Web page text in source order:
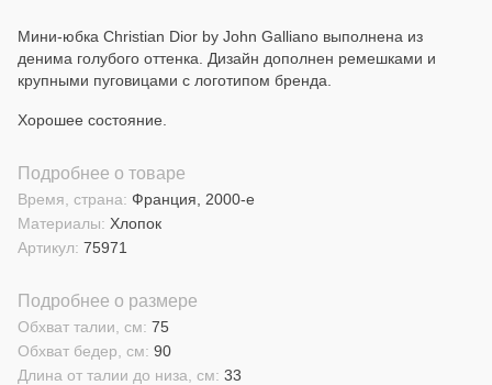
Мини-юбка Christian Dior by John Galliano выполнена из
денима голубого оттенка. Дизайн дополнен ремешками и
крупными пуговицами с логотипом бренда.
Хорошее состояние.
Подробнее о товаре
Материалы: Хлопок
Время, страна: Франция, 2000-е
Артикул: 75971
Подробнее о размере
Длина от талии до низа, см: 33
Обхват бедер, см: 90
Обхват талии, см: 75